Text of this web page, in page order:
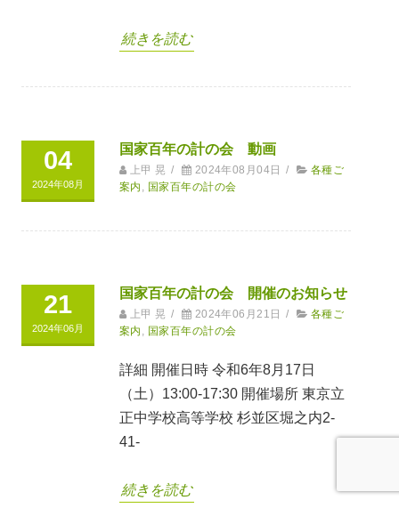
続きを読む
04
2024年08月
国家百年の計の会 動画
上甲 晃 / 2024年08月04日 /
各種ご
案内
国家百年の計の会
21
2024年06月
国家百年の計の会 開催のお知らせ
上甲 晃 / 2024年06月21日 /
各種ご
案内
国家百年の計の会
詳細 開催日時 令和6年8月17日
（土）13:00-17:30 開催場所 東京立
正中学校高等学校 杉並区堀之内2-
41-
続きを読む